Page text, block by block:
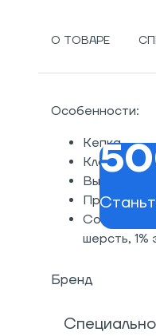
О ТОВАРЕ
Особенности:
Кепка
Вышитый
Прошитый
Состав:
шерсть, 1%
Бренд